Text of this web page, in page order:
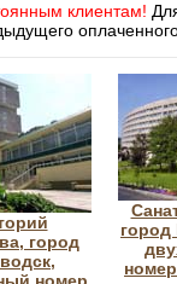
клиентам!
город
город